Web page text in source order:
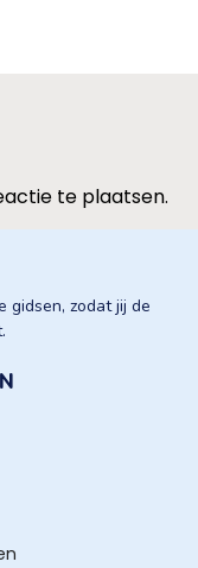
te plaatsen.
gidsen, zodat jij de